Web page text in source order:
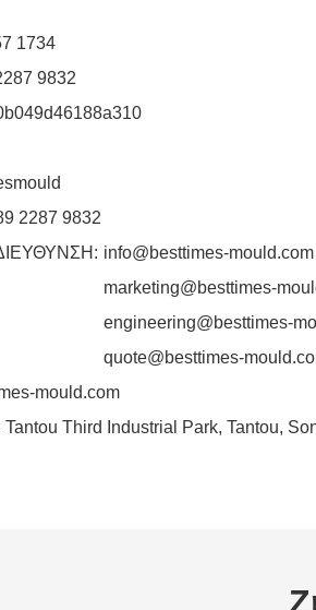
1734
9832
2287 9832
info@besttimes-mould.com
marketing@besttimes-
engineering@besttimes-
quote@besttimes-
mould.com
Tantou Third Industrial Park, Tantou,